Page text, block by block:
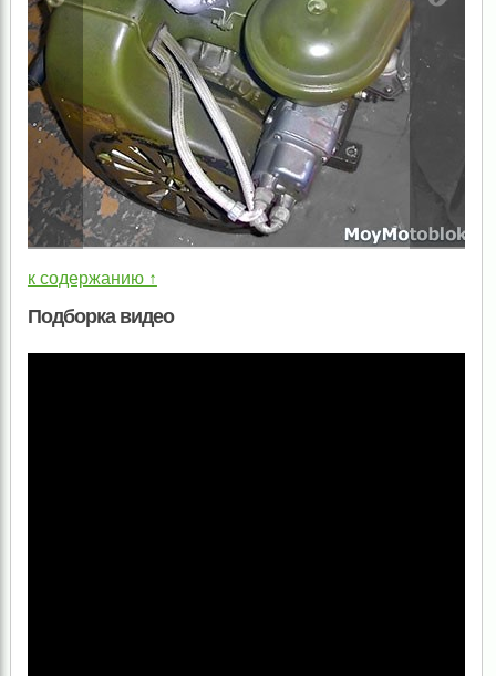
к содержанию ↑
Подборка видео